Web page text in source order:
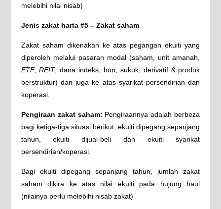
melebihi nilai nisab)
Jenis zakat harta #5 – Zakat saham
Zakat saham dikenakan ke atas pegangan ekuiti yang
diperoleh melalui pasaran modal (saham, unit amanah,
ETF,REIT, dana indeks, bon, sukuk, derivatif & produk
berstruktur) dan juga ke atas syarikat persendirian dan
koperasi.
Pengiraan zakat saham: Pengiraannya adalah berbeza
bagi ketiga-tiga situasi berikut; ekuiti dipegang sepanjang
tahun, ekuiti dijual-beli dan ekuiti syarikat
persendirian/koperasi.
Bagi ekuiti dipegang sepanjang tahun, jumlah zakat
saham dikira ke atas nilai ekuiti pada hujung haul
(nilainya perlu melebihi nisab zakat)